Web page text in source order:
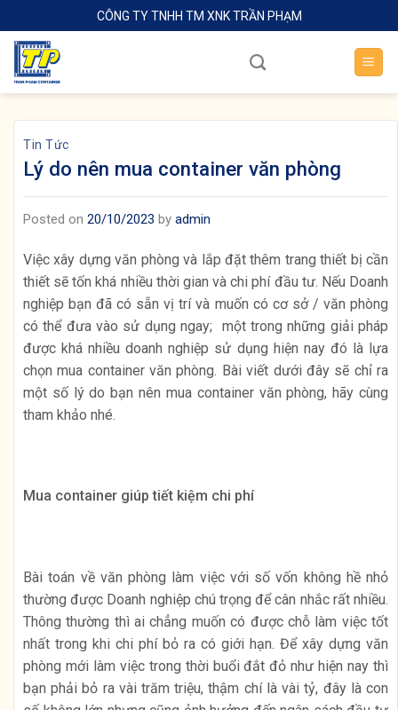
to
content
CÔNG TY TNHH TM XNK TRẦN PHẠM
Tin Tức
Lý do nên mua container văn phòng
Posted on 20/10/2023 by admin
Việc xây dựng văn phòng và lắp đặt thêm trang thiết bị cần
thiết sẽ tốn khá nhiều thời gian và chi phí đầu tư. Nếu Doanh
nghiệp bạn đã có sẵn vị trí và muốn có cơ sở / văn phòng
có thể đưa vào sử dụng ngay; một trong những giải pháp
được khá nhiều doanh nghiệp sử dụng hiện nay đó là lựa
chọn mua container văn phòng. Bài viết dưới đây sẽ chỉ ra
một số lý do bạn nên mua container văn phòng, hãy cùng
tham khảo nhé.
Mua container giúp tiết kiệm chi phí
Bài toán về văn phòng làm việc với số vốn không hề nhỏ
thường được Doanh nghiệp chú trọng để cân nhắc rất nhiều.
Thông thường thì ai chẳng muốn có được chỗ làm việc tốt
nhất trong khi chi phí bỏ ra có giới hạn. Để xây dựng văn
phòng mới làm việc trong thời buổi đắt đỏ như hiện nay thì
bạn phải bỏ ra vài trăm triệu, thậm chí là vài tỷ, đây là con